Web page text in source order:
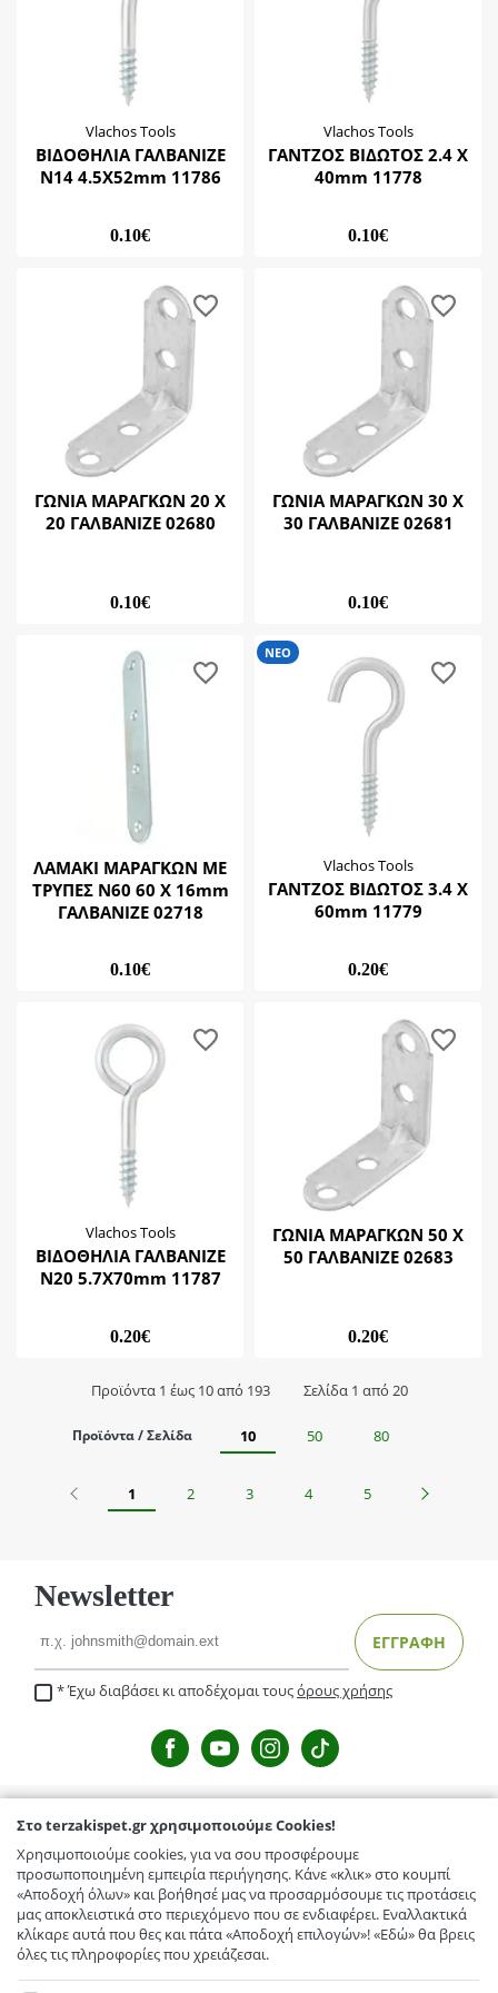
Μεντεσέδες
Νοβοπανόβιδες
Περικόχλιο
Πινέζες
Τσιμεντόβιδα
Υλικά Γυψοσανίδας
Vlachos Tools
ΒΙΔΟΘΗΛΙΑ ΓΑΛΒΑΝΙΖΕ
Ν14 4.5Χ52mm 11786
0.10€
Vlachos Tools
ΓΑΝΤΖΟΣ ΒΙΔΩΤΟΣ 2.4 Χ
40mm 11778
0.10€
ΓΩΝΙΑ ΜΑΡΑΓΚΩΝ 20 Χ
20 ΓΑΛΒΑΝΙΖΕ 02680
0.10€
ΓΩΝΙΑ ΜΑΡΑΓΚΩΝ 30 Χ
30 ΓΑΛΒΑΝΙΖΕ 02681
0.10€
ΛΑΜΑΚΙ ΜΑΡΑΓΚΩΝ ΜΕ
ΤΡΥΠΕΣ Ν60 60 Χ 16mm
ΓΑΛΒΑΝΙΖΕ 02718
0.10€
ΝΕΟ
Vlachos Tools
ΓΑΝΤΖΟΣ ΒΙΔΩΤΟΣ 3.4 Χ
60mm 11779
0.20€
Vlachos Tools
ΒΙΔΟΘΗΛΙΑ ΓΑΛΒΑΝΙΖΕ
Ν20 5.7Χ70mm 11787
0.20€
ΓΩΝΙΑ ΜΑΡΑΓΚΩΝ 50 Χ
50 ΓΑΛΒΑΝΙΖΕ 02683
0.20€
Προϊόντα 1 έως 10 από 193 Σελίδα 1 από 20
Προϊόντα / Σελίδα 10 50 80
Προηγούμενο
1 2 3 4 5 Επόμενο
Newsletter
ΕΓΓΡΑΦΗ
Έχω διαβάσει κι αποδέχομαι τουςόρους χρήσης
TERZAKISPET.GR
Μενέλαου Παρλαμά 32,Γιόφυρος
Κόμβος Γαζίου-Κρουσώνα, Γάζι
Ελευθερίου Βενιζέλου 56, Αρκαλοχώρι
ΕΞΥΠΗΡΕΤΗΣΗ ΠΕΛΑΤΩΝ
Τρόποι Αποστολής / Μεταφορικά
Επιστροφές προϊόντων
Συχνές ερωτήσεις
TERZAKISPET.GR
Εταιρικό προφίλ
Στο terzakispet.gr χρησιμοποιούμε Cookies!
Χρησιμοποιούμε cookies, για να σου προσφέρουμε
προσωποποιημένη εμπειρία περιήγησης. Κάνε «κλικ» στο κουμπί
«Αποδοχή όλων» και βοήθησέ μας να προσαρμόσουμε τις προτάσεις
μας αποκλειστικά στο περιεχόμενο που σε ενδιαφέρει. Εναλλακτικά
κλίκαρε αυτά που θες και πάτα «Αποδοχή επιλογών»! «Εδώ» θα βρεις
όλες τις πληροφορίες που χρειάζεσαι.